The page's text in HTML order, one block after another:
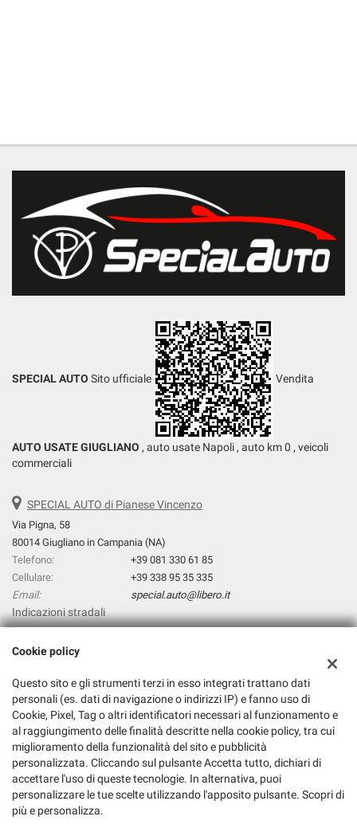
SPECIAL AUTO Sito ufficiale Vendita
AUTO USATE GIUGLIANO , auto usate Napoli , auto km 0 , veicoli
commerciali
SPECIAL AUTO di Pianese Vincenzo
Via Pigna, 58
80014 Giugliano in Campania (NA)
Telefono:
+39 081 330 61 85
Cellulare:
+39 338 95 35 335
Email:
special.auto@libero.it
Indicazioni stradali
Special Auto di Pianese Vincenzo
Via prolungamento Pigna, 31, Giugliano in Campania (NA)
C.F/P.IVA: 06303381211
Registro delle imprese:NA
Cookie policy
Questo sito e gli strumenti terzi in esso integrati trattano dati
personali (es. dati di navigazione o indirizzi IP) e fanno uso di
Cookie, Pixel, Tag o altri identificatori necessari al funzionamento e
al raggiungimento delle finalità descritte nella cookie policy, tra cui
miglioramento della funzionalità del sito e pubblicità
personalizzata. Cliccando sul pulsante Accetta tutto, dichiari di
accettare l'uso di queste tecnologie. In alternativa, puoi
personalizzare le tue scelte utilizzando l'apposito pulsante. Scopri di
più e personalizza.